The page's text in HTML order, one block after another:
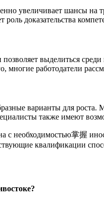
увеличивает шансы на
доказательства
выделиться
многие работодатели
варианты для
также имеют
с необходимостью掌握
квалификации